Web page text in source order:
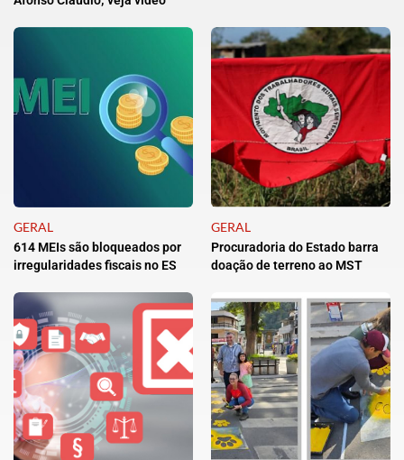
GERAL
614 MEIs são bloqueados por
irregularidades fiscais no ES
GERAL
Procuradoria do Estado barra
doação de terreno ao MST